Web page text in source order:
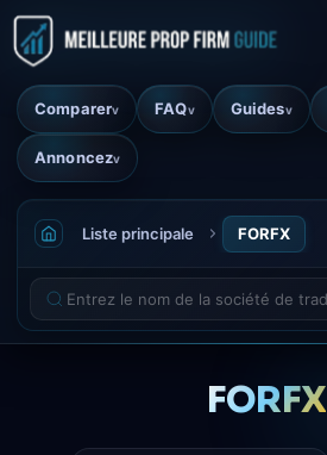
Comparerv FAQv Guidesv
Annoncezv
Liste principale FORFX
FORFX